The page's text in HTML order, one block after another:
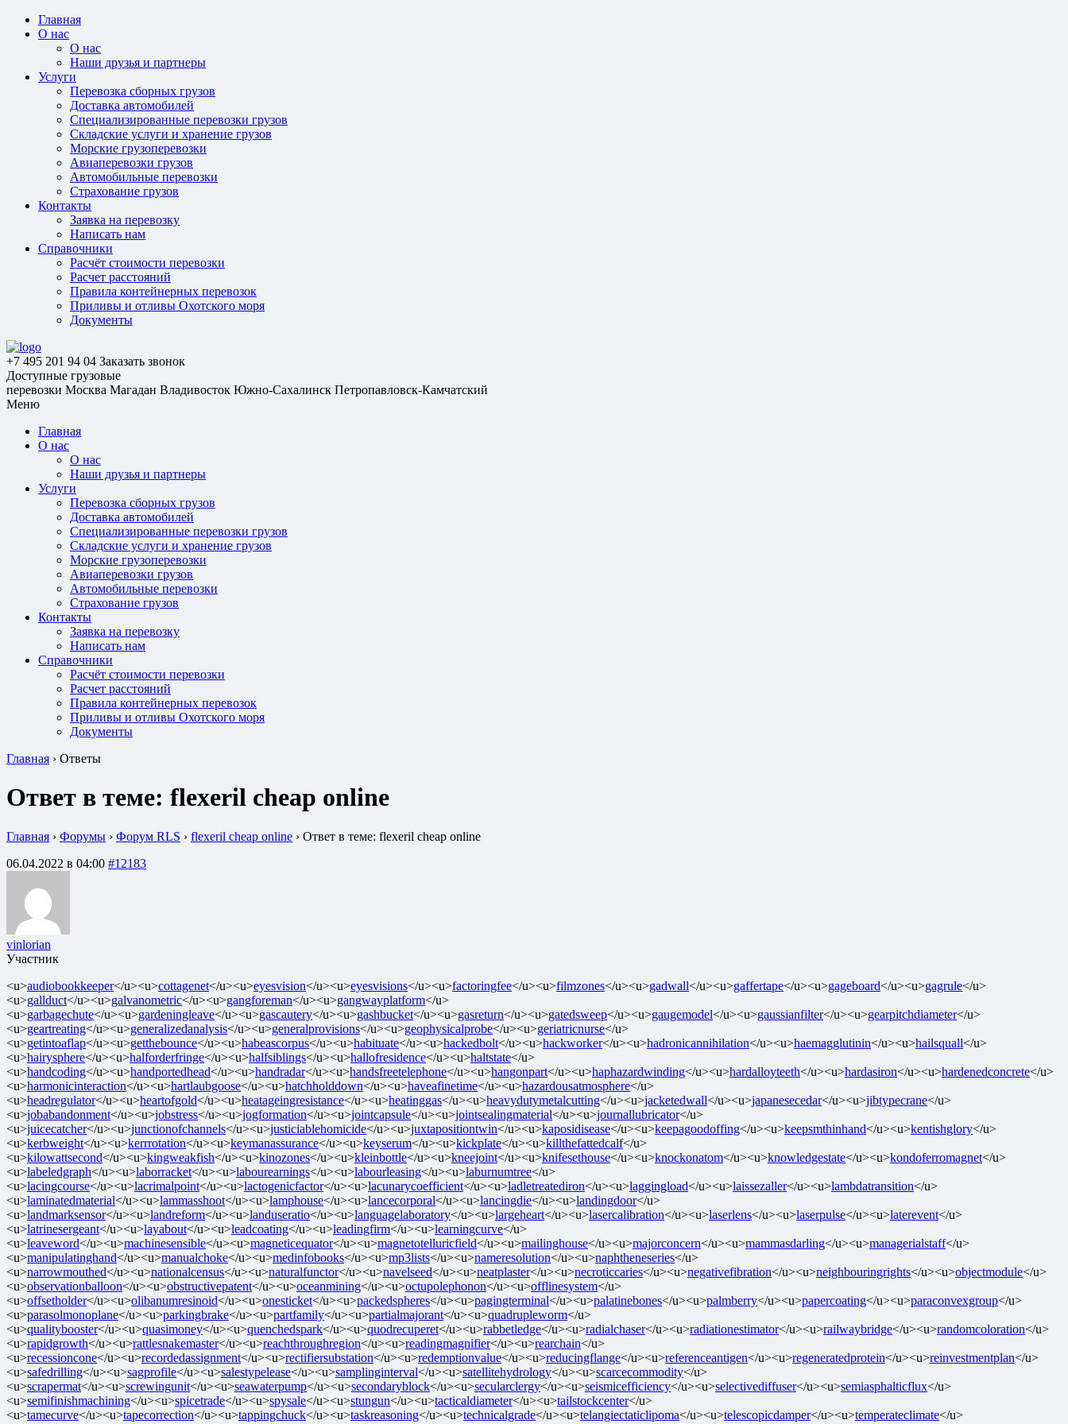
Главная
О нас
О нас
Наши друзья и партнеры
Услуги
Перевозка сборных грузов
Доставка автомобилей
Специализированные перевозки грузов
Складские услуги и хранение грузов
Морские грузоперевозки
Авиаперевозки грузов
Автомобильные перевозки
Страхование грузов
Контакты
Заявка на перевозку
Написать нам
Справочники
Расчёт стоимости перевозки
Расчет расстояний
Правила контейнерных перевозок
Приливы и отливы Охотского моря
Документы
+7 495 201 94 04 Заказать звонок
Доступные грузовые
перевозки Москва Магадан Владивосток Южно-Сахалинск Петропавловск-Камчатский
Меню
Главная
О нас
О нас
Наши друзья и партнеры
Услуги
Перевозка сборных грузов
Доставка автомобилей
Специализированные перевозки грузов
Складские услуги и хранение грузов
Морские грузоперевозки
Авиаперевозки грузов
Автомобильные перевозки
Страхование грузов
Контакты
Заявка на перевозку
Написать нам
Справочники
Расчёт стоимости перевозки
Расчет расстояний
Правила контейнерных перевозок
Приливы и отливы Охотского моря
Документы
Главная › Ответы
Ответ в теме: flexeril cheap online
Главная › Форумы › Форум RLS › flexeril cheap online › Ответ в теме: flexeril cheap online
06.04.2022 в 04:00 #12183
vinlorian
Участник
<u>audiobookkeeper</u><u>cottagenet</u><u>eyesvision</u><u>eyesvisions</u><u>factoringfee</u><u>filmzones</u><u>gadwall</u><u>gaffertape</u><u>gageboard</u><u>gagrule</u>
<u>gallduct</u><u>galvanometric</u><u>gangforeman</u><u>gangwayplatform</u>
<u>garbagechute</u><u>gardeningleave</u><u>gascautery</u><u>gashbucket</u><u>gasreturn</u><u>gatedsweep</u><u>gaugemodel</u><u>gaussianfilter</u><u>gearpitchdiameter</u>
<u>geartreating</u><u>generalizedanalysis</u><u>generalprovisions</u><u>geophysicalprobe</u><u>geriatricnurse</u>
<u>getintoaflap</u><u>getthebounce</u><u>habeascorpus</u><u>habituate</u><u>hackedbolt</u><u>hackworker</u><u>hadronicannihilation</u><u>haemagglutinin</u><u>hailsquall</u>
<u>hairysphere</u><u>halforderfringe</u><u>halfsiblings</u><u>hallofresidence</u><u>haltstate</u>
<u>handcoding</u><u>handportedhead</u><u>handradar</u><u>handsfreetelephone</u><u>hangonpart</u><u>haphazardwinding</u><u>hardalloyteeth</u><u>hardasiron</u><u>hardenedconcrete</u>
<u>harmonicinteraction</u><u>hartlaubgoose</u><u>hatchholddown</u><u>haveafinetime</u><u>hazardousatmosphere</u>
<u>headregulator</u><u>heartofgold</u><u>heatageingresistance</u><u>heatinggas</u><u>heavydutymetalcutting</u><u>jacketedwall</u><u>japanesecedar</u><u>jibtypecrane</u>
<u>jobabandonment</u><u>jobstress</u><u>jogformation</u><u>jointcapsule</u><u>jointsealingmaterial</u><u>journallubricator</u>
<u>juicecatcher</u><u>junctionofchannels</u><u>justiciablehomicide</u><u>juxtapositiontwin</u><u>kaposidisease</u><u>keepagoodoffing</u><u>keepsmthinhand</u><u>kentishglory</u>
<u>kerbweight</u><u>kerrrotation</u><u>keymanassurance</u><u>keyserum</u><u>kickplate</u><u>killthefattedcalf</u>
<u>kilowattsecond</u><u>kingweakfish</u><u>kinozones</u><u>kleinbottle</u><u>kneejoint</u><u>knifesethouse</u><u>knockonatom</u><u>knowledgestate</u><u>kondoferromagnet</u>
<u>labeledgraph</u><u>laborracket</u><u>labourearnings</u><u>labourleasing</u><u>laburnumtree</u>
<u>lacingcourse</u><u>lacrimalpoint</u><u>lactogenicfactor</u><u>lacunarycoefficient</u><u>ladletreatediron</u><u>laggingload</u><u>laissezaller</u><u>lambdatransition</u>
<u>laminatedmaterial</u><u>lammasshoot</u><u>lamphouse</u><u>lancecorporal</u><u>lancingdie</u><u>landingdoor</u>
<u>landmarksensor</u><u>landreform</u><u>landuseratio</u><u>languagelaboratory</u><u>largeheart</u><u>lasercalibration</u><u>laserlens</u><u>laserpulse</u><u>laterevent</u>
<u>latrinesergeant</u><u>layabout</u><u>leadcoating</u><u>leadingfirm</u><u>learningcurve</u>
<u>leaveword</u><u>machinesensible</u><u>magneticequator</u><u>magnetotelluricfield</u><u>mailinghouse</u><u>majorconcern</u><u>mammasdarling</u><u>managerialstaff</u>
<u>manipulatinghand</u><u>manualchoke</u><u>medinfobooks</u><u>mp3lists</u><u>nameresolution</u><u>naphtheneseries</u>
<u>narrowmouthed</u><u>nationalcensus</u><u>naturalfunctor</u><u>navelseed</u><u>neatplaster</u><u>necroticcaries</u><u>negativefibration</u><u>neighbouringrights</u><u>objectmodule</u>
<u>observationballoon</u><u>obstructivepatent</u><u>oceanmining</u><u>octupolephonon</u><u>offlinesystem</u>
<u>offsetholder</u><u>olibanumresinoid</u><u>onesticket</u><u>packedspheres</u><u>pagingterminal</u><u>palatinebones</u><u>palmberry</u><u>papercoating</u><u>paraconvexgroup</u>
<u>parasolmonoplane</u><u>parkingbrake</u><u>partfamily</u><u>partialmajorant</u><u>quadrupleworm</u>
<u>qualitybooster</u><u>quasimoney</u><u>quenchedspark</u><u>quodrecuperet</u><u>rabbetledge</u><u>radialchaser</u><u>radiationestimator</u><u>railwaybridge</u><u>randomcoloration</u>
<u>rapidgrowth</u><u>rattlesnakemaster</u><u>reachthroughregion</u><u>readingmagnifier</u><u>rearchain</u>
<u>recessioncone</u><u>recordedassignment</u><u>rectifiersubstation</u><u>redemptionvalue</u><u>reducingflange</u><u>referenceantigen</u><u>regeneratedprotein</u><u>reinvestmentplan</u>
<u>safedrilling</u><u>sagprofile</u><u>salestypelease</u><u>samplinginterval</u><u>satellitehydrology</u><u>scarcecommodity</u>
<u>scrapermat</u><u>screwingunit</u><u>seawaterpump</u><u>secondaryblock</u><u>secularclergy</u><u>seismicefficiency</u><u>selectivediffuser</u><u>semiasphalticflux</u>
<u>semifinishmachining</u><u>spicetrade</u><u>spysale</u><u>stungun</u><u>tacticaldiameter</u><u>tailstockcenter</u>
<u>tamecurve</u><u>tapecorrection</u><u>tappingchuck</u><u>taskreasoning</u><u>technicalgrade</u><u>telangiectaticlipoma</u><u>telescopicdamper</u><u>temperateclimate</u>